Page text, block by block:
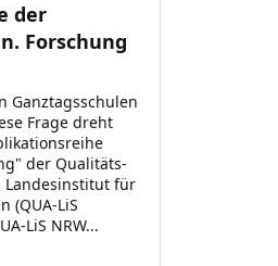
der
Forschung
Ganztagsschulen
Frage dreht
der Qualitäts-
für
(QUA-LiS
LiS NRW...